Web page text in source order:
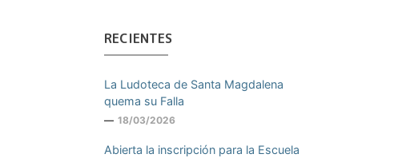
RECIENTES
La Ludoteca de Santa Magdalena
quema su Falla
18/03/2026
Abierta la inscripción para la Escuela